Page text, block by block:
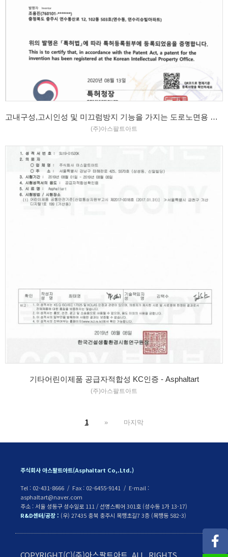
고내구성,고시인성 및 미끄럼방지 기능을 가지는 도로노면용 그래픽 필름 특허증
(주)아스팔트아트
기타어린이제품 공급자적합성 KC인증 - Asphaltart
(주)아스팔트아트
1 » 마지막
주식회사 아스팔트아트(Asphaltart Co,.Ltd.)
Tel : 02-431-8666 / Fax : 02-6455-9141 / E-mail :
asphaltart@naver.com
주소 : 서울 성동구 성수일로 111 / 선명스퀘어 301호 (성수동 1가 13-17)
R&D센터/공장 : (우) 27435 충북 충주시 목행초길7 3층 (목행동 582-3)
COPYRIGHT(C)(주)아스팔트아트 ALL RIGHTS